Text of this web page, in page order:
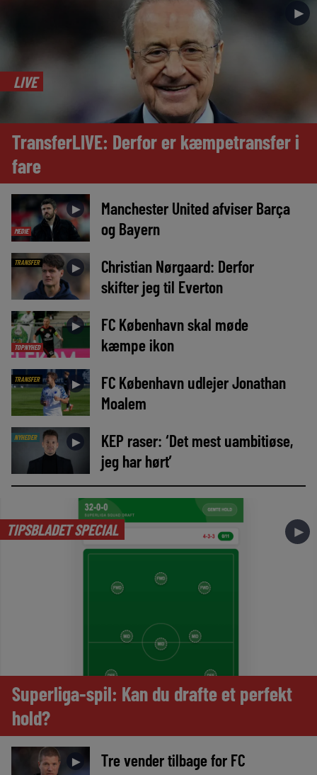
►
LIVE
TransferLIVE: Derfor er kæmpetransfer i
fare
MEDIE
►
Manchester United afviser Barça
og Bayern
TRANSFER ►
Christian Nørgaard: Derfor
skifter jeg til Everton
TOPNYHED
►
FC København skal møde
kæmpe ikon
TRANSFER ►
FC København udlejer Jonathan
Moalem
NYHEDER ►
KEP raser: ‘Det mest uambitiøse,
jeg har hørt’
TIPSBLADET SPECIAL ►
Superliga-spil: Kan du drafte et perfekt
hold?
►
Tre vender tilbage for FC